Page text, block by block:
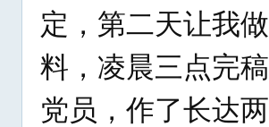
定，第二天让我
料，凌晨三点完
党员，作了长达